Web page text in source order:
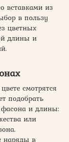
вставками из
в пользу
цветных
длины и
смотрятся
подобрать
фасона и длины:
или
наряды в